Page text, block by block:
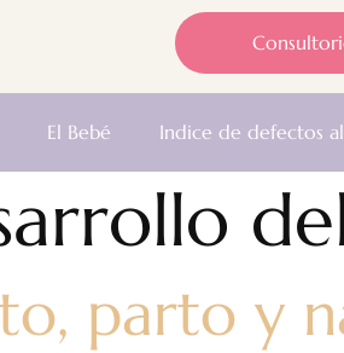
El Bebé Indice de defectos
parto y